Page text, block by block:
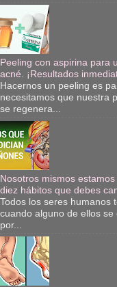
Peeling con aspirina para
acné. ¡Resultados
Hacernos un peeling es
necesitamos que nuestra
se regenera...
Nosotros mismos
diez hábitos que debes
Todos los seres humanos
cuando alguno de ellos
por...